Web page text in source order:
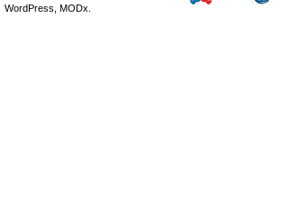
WordPress, MODx.